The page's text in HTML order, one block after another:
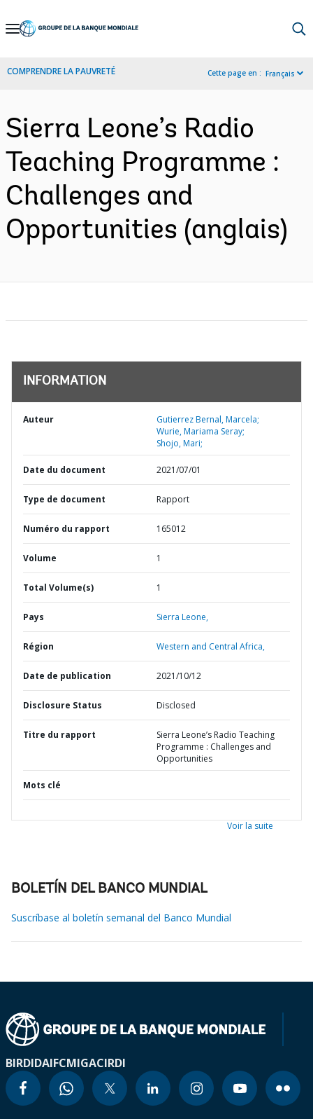
Skip
Navigation
COMPRENDRE LA PAUVRETÉ Cette page en : Français
Sierra Leone’s Radio
Teaching Programme :
Challenges and
Opportunities (anglais)
INFORMATION
Auteur
Gutierrez Bernal, Marcela;
Wurie, Mariama Seray;
Shojo, Mari;
Date du document 2021/07/01
Type de document Rapport
Numéro du rapport 165012
Volume 1
Total Volume(s) 1
Pays Sierra Leone,
Région Western and Central Africa,
Date de publication 2021/10/12
Disclosure Status Disclosed
Titre du rapport
Sierra Leone’s Radio Teaching
Programme : Challenges and
Opportunities
Mots clé
Voir la suite
BOLETÍN DEL BANCO MUNDIAL
Suscríbase al boletín semanal del Banco Mundial
BIRDIDAIFCMIGACIRDI